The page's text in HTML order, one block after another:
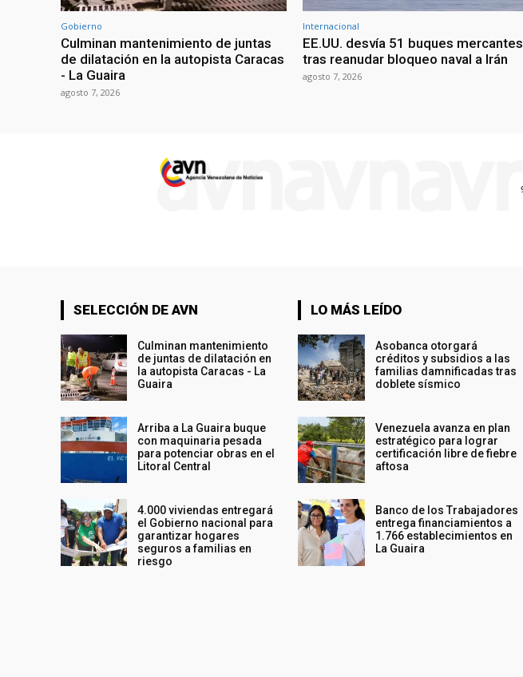
Gobierno
Culminan mantenimiento de juntas
de dilatación en la autopista Caracas
- La Guaira
agosto 7, 2026
Internacional
EE.UU. desvía 51 buques mercantes
tras reanudar bloqueo naval a Irán
agosto 7, 2026
SELECCIÓN DE AVN
Culminan mantenimiento
de juntas de dilatación en
la autopista Caracas - La
Guaira
Arriba a La Guaira buque
con maquinaria pesada
para potenciar obras en el
Litoral Central
4.000 viviendas entregará
el Gobierno nacional para
garantizar hogares
seguros a familias en
riesgo
LO MÁS LEÍDO
Asobanca otorgará
créditos y subsidios a las
familias damnificadas tras
doblete sísmico
Venezuela avanza en plan
estratégico para lograr
certificación libre de fiebre
aftosa
Banco de los Trabajadores
entrega financiamientos a
1.766 establecimientos en
La Guaira